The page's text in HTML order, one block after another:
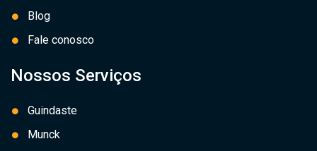
Blog
Fale conosco
Nossos Serviços
Guindaste
Munck